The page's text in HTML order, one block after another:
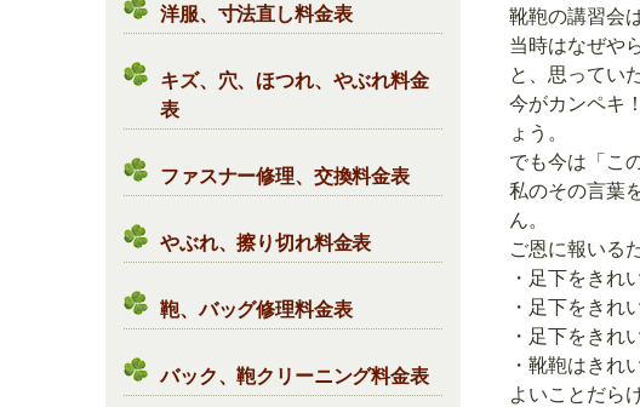
洋服、寸法直し料金表
キズ、穴、ほつれ、やぶれ料金
表
ファスナー修理、交換料金表
やぶれ、擦り切れ料金表
鞄、バッグ修理料金表
バック、鞄クリーニング料金表
靴鞄の講習会
当時はなぜや
と、思ってい
今がカンペキ
ょう。
でも今は「こ
私のその言葉
ん。
ご恩に報いる
・足下をきれ
・足下をきれ
・足下をきれ
・靴鞄はきれ
よいことだら